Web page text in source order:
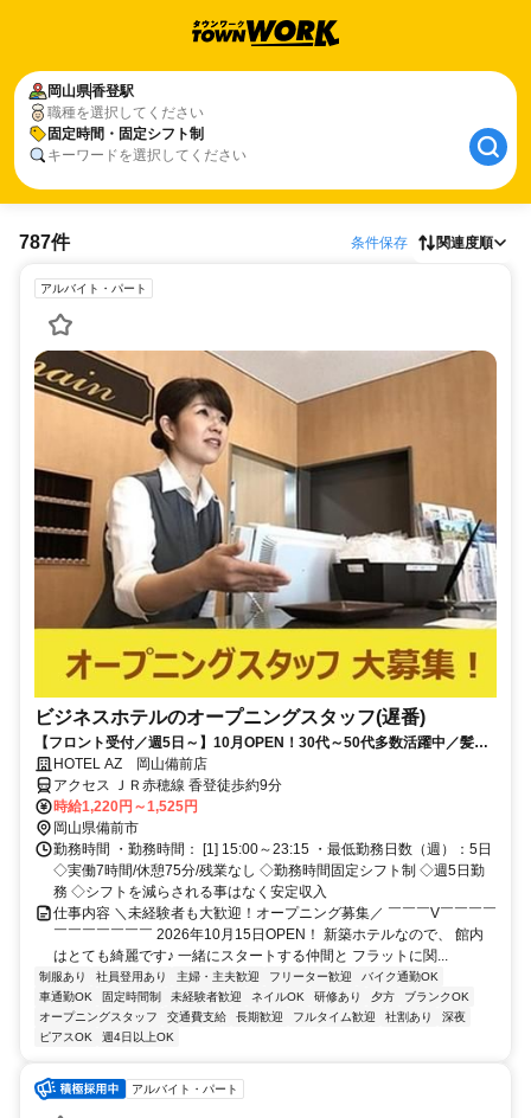
岡山県香登駅
職種を選択してください
固定時間・固定シフト制
キーワードを選択してください
787件 条件保存 関連度順
アルバイト・パート
ビジネスホテルのオープニングスタッフ(遅番)
【フロント受付／週5日～】10月OPEN！30代～50代多数活躍中／髪色
自由・ネイルOK！
HOTEL AZ 岡山備前店
アクセス ＪＲ赤穂線 香登徒歩約9分
時給1,220円～1,525円
岡山県備前市
勤務時間 ・勤務時間： [1] 15:00～23:15 ・最低勤務日数（週）：5日
◇実働7時間/休憩75分/残業なし ◇勤務時間固定シフト制 ◇週5日勤
務 ◇シフトを減らされる事はなく安定収入
仕事内容 ＼未経験者も大歓迎！オープニング募集／ ￣￣￣V￣￣￣￣
￣￣￣￣￣￣￣ 2026年10月15日OPEN！ 新築ホテルなので、 館内
はとても綺麗です♪ 一緒にスタートする仲間と フラットに関...
制服あり 社員登用あり 主婦・主夫歓迎 フリーター歓迎
バイク通勤OK
車通勤OK
固定時間制 未経験者歓迎 ネイルOK 研修あり 夕方
ブランクOK
オープニングスタッフ
交通費支給 長期歓迎 フルタイム歓迎 社割あり
深夜
ピアスOK
週4日以上OK
アルバイト・パート